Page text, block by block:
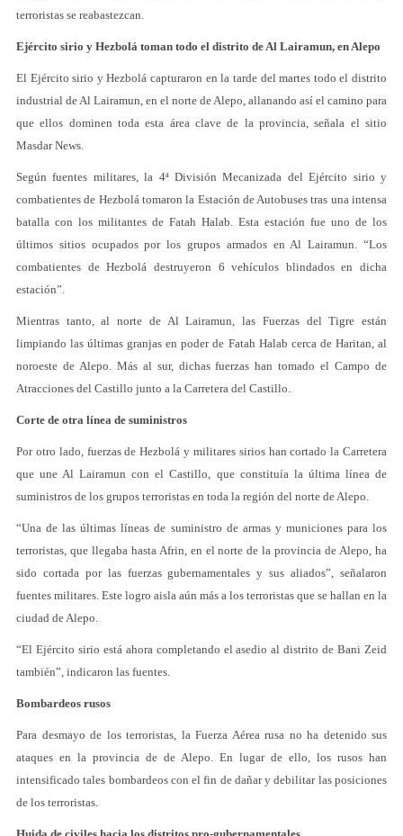
terroristas se reabastezcan.
Ejército sirio y Hezbolá toman todo el distrito de Al Lairamun, en Alepo
El Ejército sirio y Hezbolá capturaron en la tarde del martes todo el distrito
industrial de Al Lairamun, en el norte de Alepo, allanando así el camino para
que ellos dominen toda esta área clave de la provincia, señala el sitio
Masdar News.
Según fuentes militares, la 4ª División Mecanizada del Ejército sirio y
combatientes de Hezbolá tomaron la Estación de Autobuses tras una intensa
batalla con los militantes de Fatah Halab. Esta estación fue uno de los
últimos sitios ocupados por los grupos armados en Al Lairamun. “Los
combatientes de Hezbolá destruyeron 6 vehículos blindados en dicha
estación”.
Mientras tanto, al norte de Al Lairamun, las Fuerzas del Tigre están
limpiando las últimas granjas en poder de Fatah Halab cerca de Haritan, al
noroeste de Alepo. Más al sur, dichas fuerzas han tomado el Campo de
Atracciones del Castillo junto a la Carretera del Castillo.
Corte de otra línea de suministros
Por otro lado, fuerzas de Hezbolá y militares sirios han cortado la Carretera
que une Al Lairamun con el Castillo, que constituía la última línea de
suministros de los grupos terroristas en toda la región del norte de Alepo.
“Una de las últimas líneas de suministro de armas y municiones para los
terroristas, que llegaba hasta Afrin, en el norte de la provincia de Alepo, ha
sido cortada por las fuerzas gubernamentales y sus aliados”, señalaron
fuentes militares. Este logro aisla aún más a los terroristas que se hallan en la
ciudad de Alepo.
“El Ejército sirio está ahora completando el asedio al distrito de Bani Zeid
también”, indicaron las fuentes.
Bombardeos rusos
Para desmayo de los terroristas, la Fuerza Aérea rusa no ha detenido sus
ataques en la provincia de de Alepo. En lugar de ello, los rusos han
intensificado tales bombardeos con el fin de dañar y debilitar las posiciones
de los terroristas.